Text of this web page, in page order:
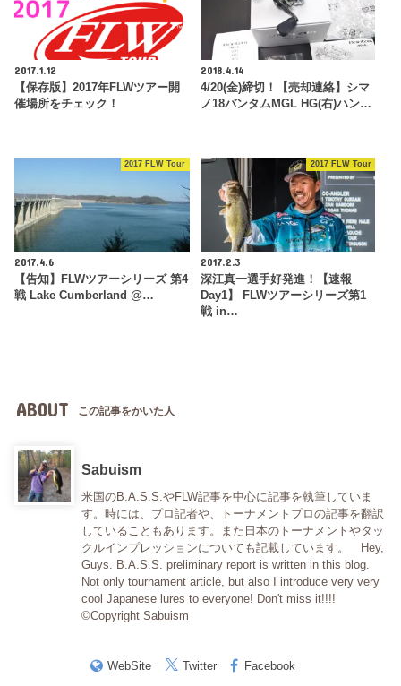
2017.1.12
【保存版】2017年FLWツアー開
催場所をチェック！
2018.4.14
4/20(金)締切！【売却連絡】シマ
ノ18バンタムMGL HG(右)ハン…
2017 FLW Tour
2017.4.6
【告知】FLWツアーシリーズ 第4
戦 Lake Cumberland @…
2017 FLW Tour
2017.2.3
深江真一選手好発進！【速報
Day1】 FLWツアーシリーズ第1
戦 in…
ABOUT この記事をかいた人
Sabuism
米国のB.A.S.S.やFLW記事を中心に記事を執筆していま
す。時には、プロ記者や、トーナメントプロの記事を翻訳
していることもあります。また日本のトーナメントやタッ
クルインプレッションについても記載しています。 Hey,
Guys. B.A.S.S. preliminary report is written in this blog.
Not only tournament article, but also I introduce very very
cool Japanese lures to everyone! Don't miss it!!!!
©Copyright Sabuism
WebSite Twitter Facebook